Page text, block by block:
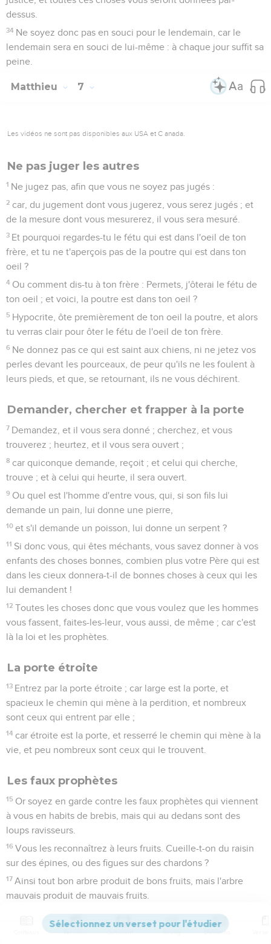
dessus.
34 Ne soyez donc pas en souci pour le lendemain, car le
lendemain sera en souci de lui-même : à chaque jour suffit sa
peine.
Matthieu 7
Les vidéos ne sont pas disponibles aux USA et C anada.
Ne pas juger les autres
1 Ne jugez pas, afin que vous ne soyez pas jugés :
2 car, du jugement dont vous jugerez, vous serez jugés ; et
de la mesure dont vous mesurerez, il vous sera mesuré.
3 Et pourquoi regardes-tu le fétu qui est dans l'oeil de ton
frère, et tu ne t'aperçois pas de la poutre qui est dans ton
oeil ?
4 Ou comment dis-tu à ton frère : Permets, j'ôterai le fétu de
ton oeil ; et voici, la poutre est dans ton oeil ?
5 Hypocrite, ôte premièrement de ton oeil la poutre, et alors
tu verras clair pour ôter le fétu de l'oeil de ton frère.
6 Ne donnez pas ce qui est saint aux chiens, ni ne jetez vos
perles devant les pourceaux, de peur qu'ils ne les foulent à
leurs pieds, et que, se retournant, ils ne vous déchirent.
Demander, chercher et frapper à la porte
7 Demandez, et il vous sera donné ; cherchez, et vous
trouverez ; heurtez, et il vous sera ouvert ;
8 car quiconque demande, reçoit ; et celui qui cherche,
trouve ; et à celui qui heurte, il sera ouvert.
9 Ou quel est l'homme d'entre vous, qui, si son fils lui
demande un pain, lui donne une pierre,
10 et s'il demande un poisson, lui donne un serpent ?
11 Si donc vous, qui êtes méchants, vous savez donner à vos
enfants des choses bonnes, combien plus votre Père qui est
dans les cieux donnera-t-il de bonnes choses à ceux qui les
lui demandent !
12 Toutes les choses donc que vous voulez que les hommes
vous fassent, faites-les-leur, vous aussi, de même ; car c'est
là la loi et les prophètes.
La porte étroite
13 Entrez par la porte étroite ; car large est la porte, et
spacieux le chemin qui mène à la perdition, et nombreux
sont ceux qui entrent par elle ;
14 car étroite est la porte, et resserré le chemin qui mène à la
vie, et peu nombreux sont ceux qui le trouvent.
Les faux prophètes
15 Or soyez en garde contre les faux prophètes qui viennent
à vous en habits de brebis, mais qui au dedans sont des
loups ravisseurs.
16 Vous les reconnaîtrez à leurs fruits. Cueille-t-on du raisin
sur des épines, ou des figues sur des chardons ?
17 Ainsi tout bon arbre produit de bons fruits, mais l'arbre
mauvais produit de mauvais fruits.
Un bon arbre ne peut pas produire de mauvais fruits, ni un
arbre mauvais produire de bons fruits.
Versions Commentaires Strong